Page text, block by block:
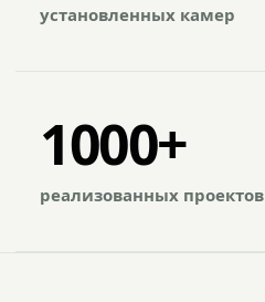
установленных камер
1000+
реализованных проектов